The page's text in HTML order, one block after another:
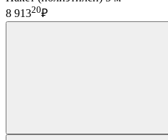
8 91320₽